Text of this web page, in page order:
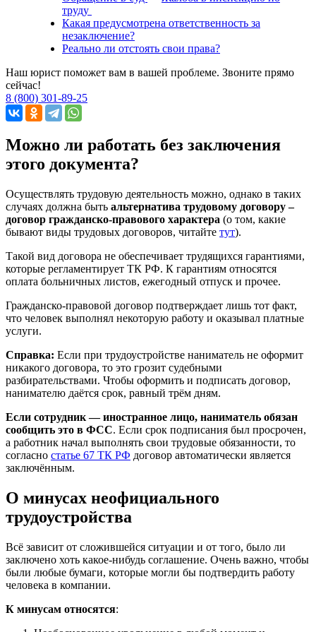
труду
Какая предусмотрена ответственность за
незаключение?
Реально ли отстоять свои права?
Наш юрист поможет вам в вашей проблеме. Звоните прямо
сейчас!
8 (800) 301-89-25
Можно ли работать без заключения
этого документа?
Осуществлять трудовую деятельность можно, однако в таких
случаях должна быть альтернатива трудовому договору –
договор гражданско-правового характера (о том, какие
бывают виды трудовых договоров, читайте тут).
Такой вид договора не обеспечивает трудящихся гарантиями,
которые регламентирует ТК РФ. К гарантиям относятся
оплата больничных листов, ежегодный отпуск и прочее.
Гражданско-правовой договор подтверждает лишь тот факт,
что человек выполнял некоторую работу и оказывал платные
услуги.
Справка: Если при трудоустройстве наниматель не оформит
никакого договора, то это грозит судебными
разбирательствами. Чтобы оформить и подписать договор,
нанимателю даётся срок, равный трём дням.
Если сотрудник — иностранное лицо, наниматель обязан
сообщить это в ФСС. Если срок подписания был просрочен,
а работник начал выполнять свои трудовые обязанности, то
согласно статье 67 ТК РФ договор автоматически является
заключённым.
О минусах неофициального
трудоустройства
Всё зависит от сложившейся ситуации и от того, было ли
заключено хоть какое-нибудь соглашение. Очень важно, чтобы
были любые бумаги, которые могли бы подтвердить работу
человека в компании.
К минусам относятся: